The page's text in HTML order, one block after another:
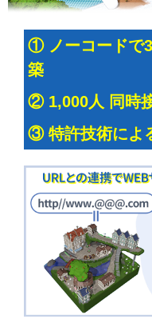
① ノーコードで
築​
② 1,000人 同時
③ 特許技術によ